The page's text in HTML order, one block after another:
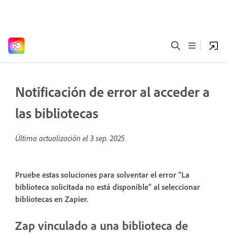
Notificación de error al acceder a
las bibliotecas
Última actualización el 3 sep. 2025
Pruebe estas soluciones para solventar el error “La
biblioteca solicitada no está disponible” al seleccionar
bibliotecas en Zapier.
Zap vinculado a una biblioteca de